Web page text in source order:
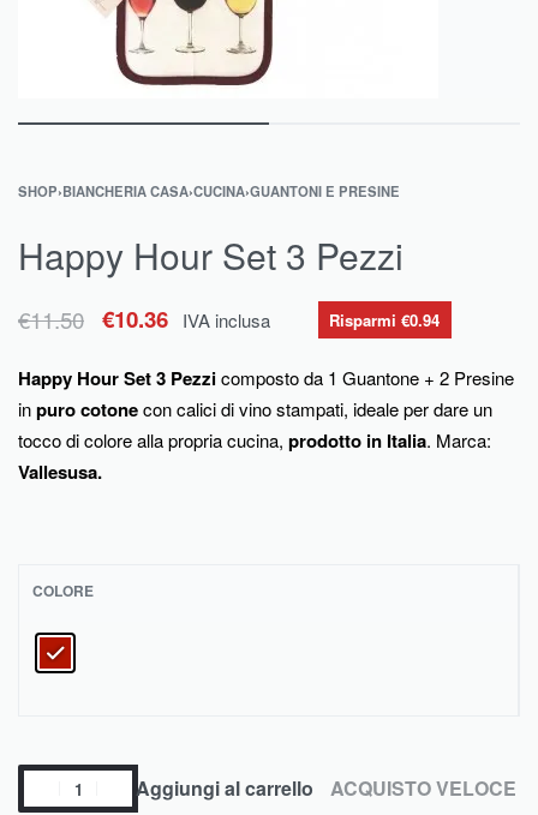
SHOP›BIANCHERIA CASA›CUCINA›GUANTONI E PRESINE
Happy Hour Set 3 Pezzi
€11.50 €10.36 IVA inclusa Risparmi €0.94
Happy Hour Set 3 Pezzicomposto da 1 Guantone + 2 Presine
inpuro cotonecon calici di vino stampati, ideale per dare un
tocco di colore alla propria cucina, prodotto in Italia. Marca:
Vallesusa.
COLORE
Aggiungi al carrello ACQUISTO VELOCE